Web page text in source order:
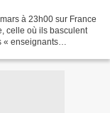
à 23h00 sur France
celle où ils basculent
« enseignants